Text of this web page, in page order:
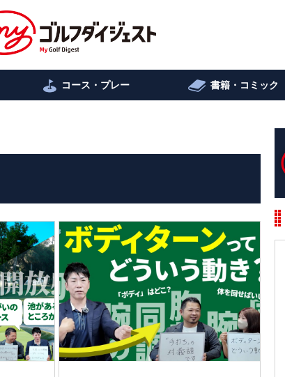
コース・プレー 書籍・コミック